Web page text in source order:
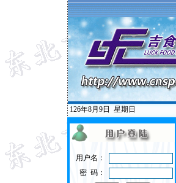
126年8月9日 星期日
用户名：
密 码：